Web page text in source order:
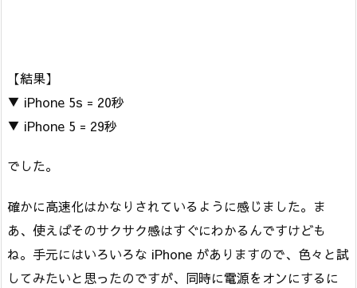
【結果】
▼ iPhone 5s = 20秒
▼ iPhone 5 = 29秒
でした。
確かに高速化はかなりされているように感じました。ま
あ、使えばそのサクサク感はすぐにわかるんですけども
ね。手元にはいろいろな iPhone がありますので、色々と試
してみたいと思ったのですが、同時に電源をオンにするに